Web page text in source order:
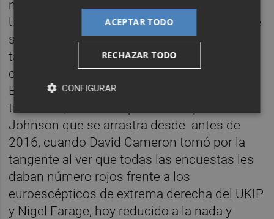
no es tan simple. Además del gobierno de la
Unión -la Comisión-, el Consejo Europeo que
se celebraba en esos momentos debía dar
también su aprobación a las nuevas
condiciones de salida. Y el Parlamento
Europeo… Y el Parlamento británico… Y, en el
trasfondo, una crisis política del partido de
Johnson que se arrastra desde antes de
2016, cuando David Cameron tomó por la
tangente al ver que todas las encuestas les
daban número rojos frente a los
euroescépticos de extrema derecha del UKIP
y Nigel Farage, hoy reducido a la nada y
ACEPTAR TODO
RECHAZAR TODO
CONFIGURAR